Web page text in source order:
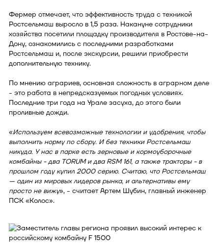
Фермер отмечает, что эффективность труда с техникой
Ростсельмаш выросло в 1,5 раза. Накануне сотрудники
хозяйства посетили площадку производителя в Ростове-на-
Дону, ознакомились с последними разработками
Ростсельмаш и, после экскурсии, решили приобрести
дополнительную технику.
По мнению аграриев, основная сложность в аграрном деле
- это работа в непредсказуемых погодных условиях.
Последние три года на Урале засуха, до этого были
проливные дожди.
«Используем всевозможные технологии и удобрения, чтобы
выполнить норму по сбору. И без техники Ростсельмаш
никуда. У нас в парке есть зерновые и кормоуборочные
комбайны - два TORUM и два RSM 161, а также тракторы - в
прошлом году купил 2000 серию. Считаю, что Ростсельмаш
— один из мировых лидеров рынка, и альтернативы ему
просто не вижу», - считает Артем Шубин, главный инженер
ПСК «Колос».